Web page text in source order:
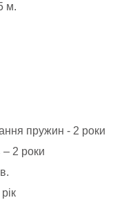
м.
пружин - 2 роки
– 2 роки